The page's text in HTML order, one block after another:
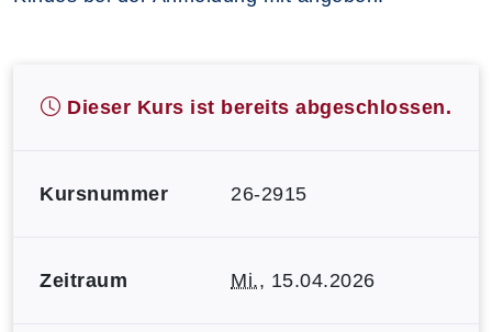
Dieser Kurs ist bereits abgeschlossen.
Kursnummer 26-2915
Zeitraum Mi., 15.04.2026